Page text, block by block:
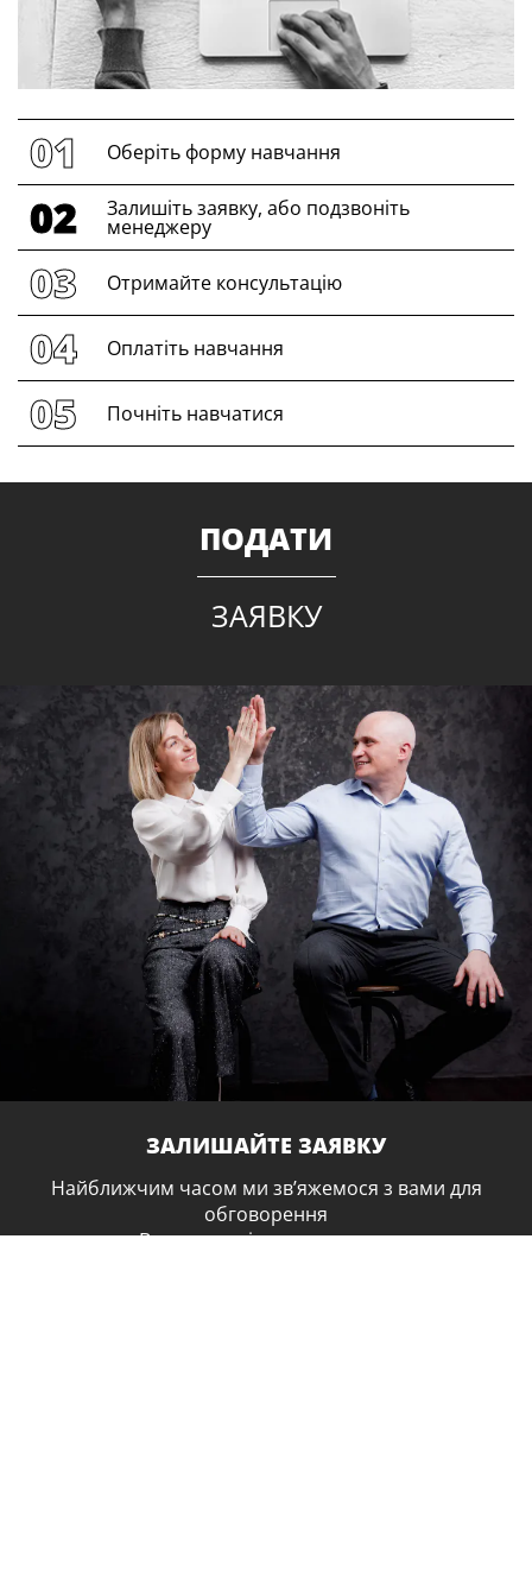
Оберіть форму навчання
Залишіть заявку, або подзвоніть
менеджеру
Отримайте консультацію
Оплатіть навчання
Почніть навчатися
ПОДАТИ
ЗАЯВКУ
ЗАЛИШАЙТЕ ЗАЯВКУ
Найближчим часом ми зв’яжемося з вами для
обговорення
Вашого варіанту навчання.